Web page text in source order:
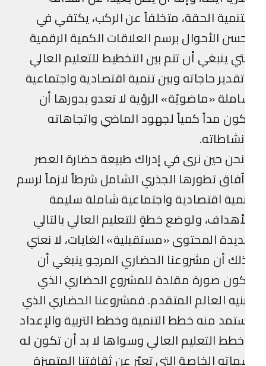
الحقة، متخلفاً عن الركب، يكتفي في
الأحوال برسم العلاقات الكمية الرقمية
ينبغي أن تتم بين التخطيط للتعليم العالي
حاجاته وبين تنمية اقتصادية واجتماعية
«ماضويّة» الرؤية لا تعدو بدورها أن
مداً كمياً لجهود الماضي واتجاهاته
حين نرى في إدراك طبيعة حضارة العصر
تطورها الجذري الشامل شرطاً لازماً لرسم
اقتصادية واجتماعية شاملة سليمة
ولوضع خطةٍ للتعليم العالي بالتالي
المحتوى «مستقبلية» الغايات، لا نعني
أن مشروعنا الحضاري المرجو ينبغي أن
صورة مقلدة للمشروع الحضاري الذي
العالم المتقدم. فمشروعنا الحضاري الذي
منه خطط التنمية وخطط التربية والإعداد
التعليم العالي وسواها لا بد أن تكون له
الخاصة التي تعبّر عن ثقافتنا المتميزة